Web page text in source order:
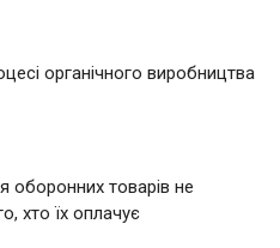
органічного виробництва
оборонних товарів не
хто їх оплачує